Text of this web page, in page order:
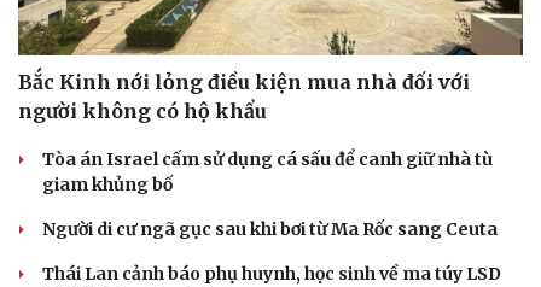
Bắc Kinh nới lỏng điều kiện mua nhà đối với
người không có hộ khẩu
Tòa án Israel cấm sử dụng cá sấu để canh giữ nhà tù
giam khủng bố
Người di cư ngã gục sau khi bơi từ Ma Rốc sang Ceuta
Thái Lan cảnh báo phụ huynh, học sinh về ma túy LSD